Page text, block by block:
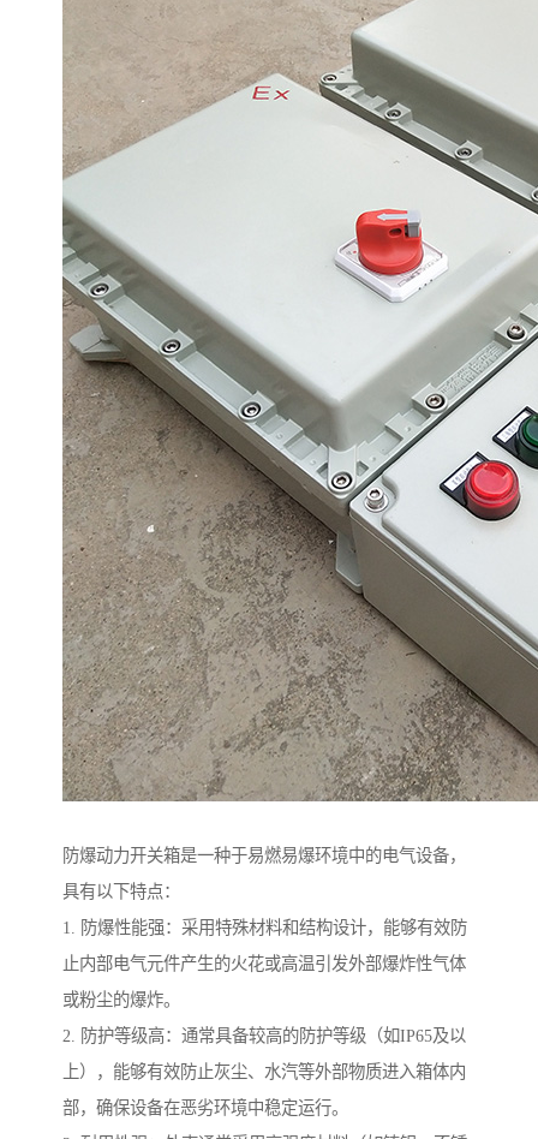
防爆动力开关箱是一种于易燃易爆环境中的电气设备，
具有以下特点：
1. 防爆性能强：采用特殊材料和结构设计，能够有效防
止内部电气元件产生的火花或高温引发外部爆炸性气体
或粉尘的爆炸。
2. 防护等级高：通常具备较高的防护等级（如IP65及以
上），能够有效防止灰尘、水汽等外部物质进入箱体内
部，确保设备在恶劣环境中稳定运行。